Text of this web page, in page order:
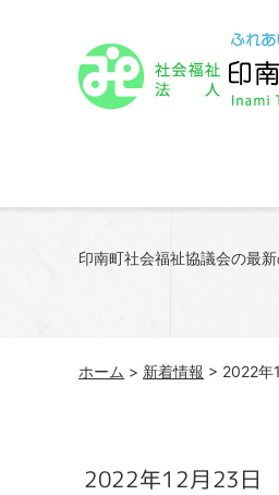
印南町社会福祉協議会の最新
ホーム > 新着情報 > 2022年
2022年12月23日